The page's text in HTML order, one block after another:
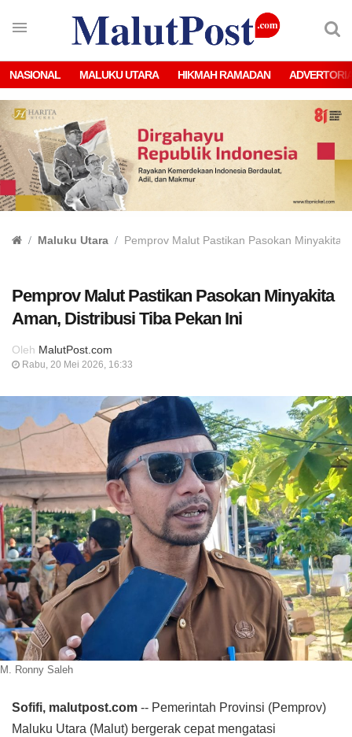
NASIONAL MALUKU UTARA HIKMAH RAMADAN
Maluku Utara Pemprov Malut Pastikan Pasokan Minyakita
Pemprov Malut Pastikan Pasokan Minyakita
Aman, Distribusi Tiba Pekan Ini
Oleh MalutPost.com
Rabu, 20 Mei 2026, 16:33
M. Ronny Saleh
Sofifi, malutpost.com -- Pemerintah Provinsi (Pemprov)
Maluku Utara (Malut) bergerak cepat mengatasi